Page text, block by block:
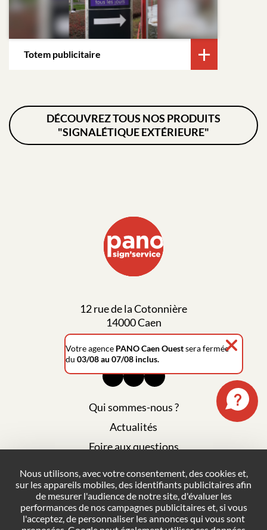
Totem publicitaire
DÉCOUVREZ TOUS NOS PRODUITS
"SIGNALÉTIQUE EXTÉRIEURE"
12 rue de la Cotonnière
14000 Caen
02 31 78 33 98
Qui sommes-nous ?
Actualités
Foire aux questions
Plan du site
Politique de confidentialité
Conditions générales de vente
Votre agence PANO Caen Ouestsera fermée
du 03/08 au 07/08 inclus.
Nous utilisons, avec votre consentement, des cookies et,
sur les appareils mobiles, des identifiants publicitaires afin
de mesurer l'audience de notre site, d'évaluer les
performances de nos campagnes publicitaires et, si vous
l'acceptez, de personnaliser les annonces qui vous sont